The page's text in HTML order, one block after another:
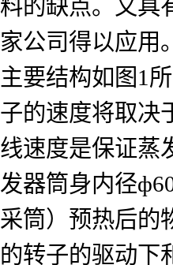
料的缺点。又具
家公司得以应用
主要结构如图1
子的速度将取决
线速度是保证蒸
发器筒身内径
采筒）预热后的
的转子的驱动下